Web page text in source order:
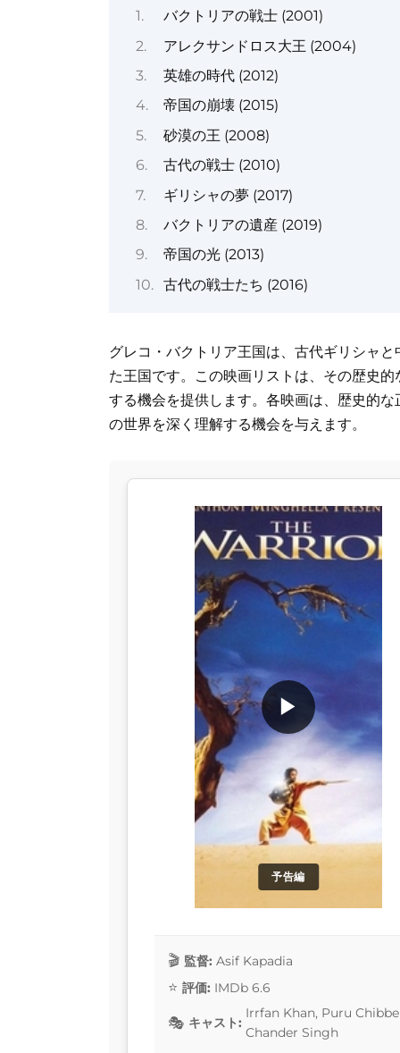
バクトリアの戦士 (2001)
アレクサンドロス大王 (2004)
英雄の時代 (2012)
帝国の崩壊 (2015)
砂漠の王 (2008)
古代の戦士 (2010)
ギリシャの夢 (2017)
バクトリアの遺産 (2019)
帝国の光 (2013)
古代の戦士たち (2016)
グレコ・バクトリア王国は、古代ギリシャ
た王国です。この映画リストは、その歴史
する機会を提供します。各映画は、歴史的
の世界を深く理解する機会を与えます。
予告編
▶
監督: Asif Kapadia
評価: IMDb 6.6
キャスト:
Irrfan Khan, Puru
Chander Singh